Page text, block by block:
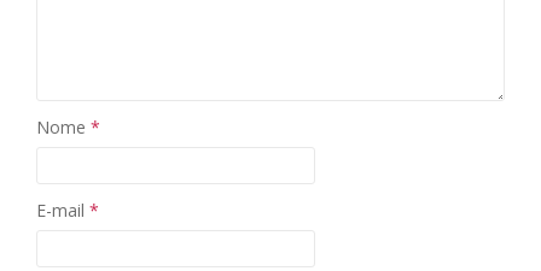
Nome *
E-mail *